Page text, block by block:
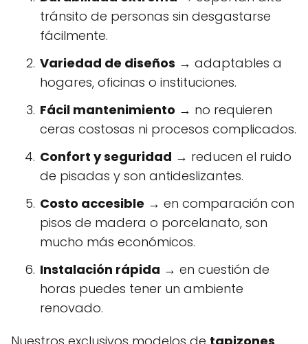
tránsito de personas sin desgastarse
fácilmente.
Variedad de diseños → adaptables a
hogares, oficinas o instituciones.
Fácil mantenimiento → no requieren
ceras costosas ni procesos complicados.
Confort y seguridad → reducen el ruido
de pisadas y son antideslizantes.
Costo accesible → en comparación con
pisos de madera o porcelanato, son
mucho más económicos.
Instalación rápida → en cuestión de
horas puedes tener un ambiente
renovado.